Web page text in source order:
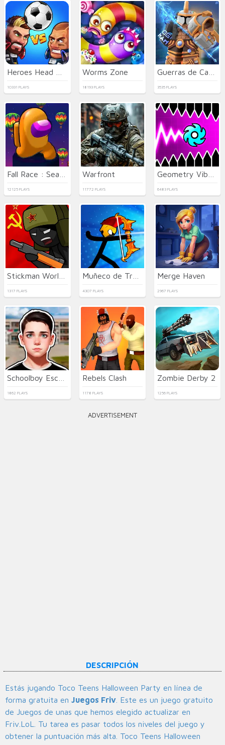
10331 PLAYS
Worms Zone
18193 PLAYS 3535 PLAYS
12125 PLAYS
Warfront
11772 PLAYS 6483 PLAYS
1317 PLAYS 4307 PLAYS
Merge Haven
2967 PLAYS
1862 PLAYS
Rebels Clash
1178 PLAYS
Zombie Derby 2
1256 PLAYS
ADVERTISEMENT
DESCRIPCIÓN
Estás jugando Toco Teens Halloween Party en línea de
forma gratuita en Juegos Friv . Este es un juego gratuito
de Juegos de unas que hemos elegido actualizar en
Friv.LoL. Tu tarea es pasar todos los niveles del juego y
obtener la puntuación más alta. Toco Teens Halloween